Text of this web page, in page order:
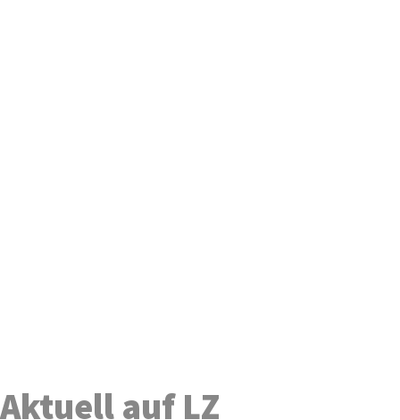
Aktuell auf LZ